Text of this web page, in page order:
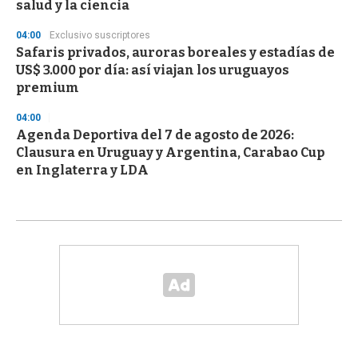
salud y la ciencia
04:00 Exclusivo suscriptores
Safaris privados, auroras boreales y estadías de
US$ 3.000 por día: así viajan los uruguayos
premium
04:00
Agenda Deportiva del 7 de agosto de 2026:
Clausura en Uruguay y Argentina, Carabao Cup
en Inglaterra y LDA